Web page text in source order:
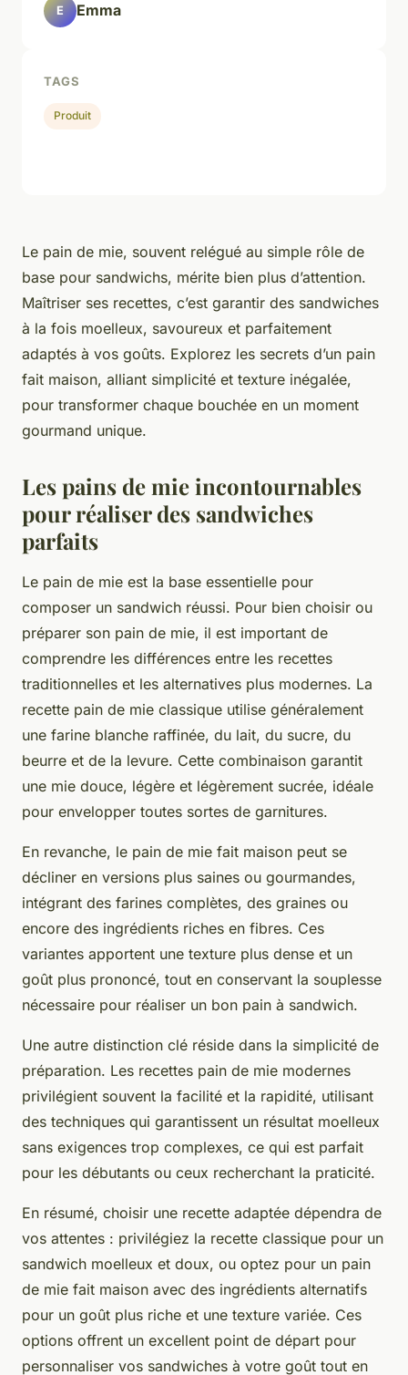
Le pain de mie, souvent relégué au simple rôle de
base pour sandwichs, mérite bien plus d’attention.
Maîtriser ses recettes, c’est garantir des sandwiches
à la fois moelleux, savoureux et parfaitement
adaptés à vos goûts. Explorez les secrets d’un pain
fait maison, alliant simplicité et texture inégalée,
pour transformer chaque bouchée en un moment
gourmand unique.
Les pains de mie incontournables
pour réaliser des sandwiches
parfaits
Le pain de mie est la base essentielle pour
composer un sandwich réussi. Pour bien choisir ou
préparer son pain de mie, il est important de
comprendre les différences entre les recettes
traditionnelles et les alternatives plus modernes. La
recette pain de mie classique utilise généralement
une farine blanche raffinée, du lait, du sucre, du
beurre et de la levure. Cette combinaison garantit
une mie douce, légère et légèrement sucrée, idéale
pour envelopper toutes sortes de garnitures.
En revanche, le pain de mie fait maison peut se
décliner en versions plus saines ou gourmandes,
intégrant des farines complètes, des graines ou
encore des ingrédients riches en fibres. Ces
variantes apportent une texture plus dense et un
goût plus prononcé, tout en conservant la souplesse
nécessaire pour réaliser un bon pain à sandwich.
Une autre distinction clé réside dans la simplicité de
préparation. Les recettes pain de mie modernes
privilégient souvent la facilité et la rapidité, utilisant
des techniques qui garantissent un résultat moelleux
sans exigences trop complexes, ce qui est parfait
pour les débutants ou ceux recherchant la praticité.
En résumé, choisir une recette adaptée dépendra de
vos attentes : privilégiez la recette classique pour un
sandwich moelleux et doux, ou optez pour un pain
de mie fait maison avec des ingrédients alternatifs
pour un goût plus riche et une texture variée. Ces
options offrent un excellent point de départ pour
personnaliser vos sandwiches à votre goût tout en
E Emma
TAGS
Produit